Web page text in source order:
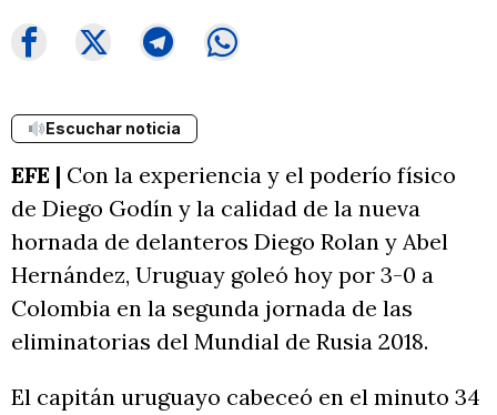
Escuchar noticia
EFE | Con la experiencia y el poderío físico
de Diego Godín y la calidad de la nueva
hornada de delanteros Diego Rolan y Abel
Hernández, Uruguay goleó hoy por 3-0 a
Colombia en la segunda jornada de las
eliminatorias del Mundial de Rusia 2018.
El capitán uruguayo cabeceó en el minuto 34